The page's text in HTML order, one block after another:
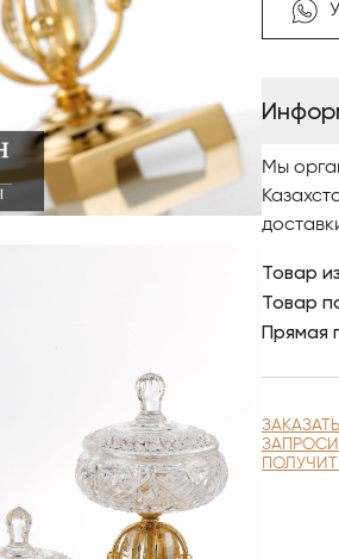
О
мебели
Мы
Товар
Товар
Прямая